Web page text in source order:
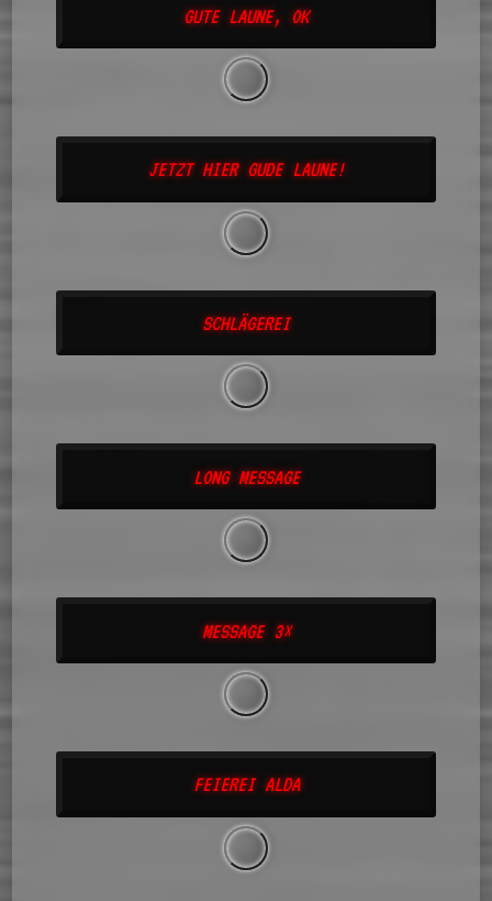
GUTE LAUNE, OK
JETZT HIER GUDE LAUNE!
SCHLÄGEREI
LONG MESSAGE
MESSAGE 3×
FEIEREI ALDA